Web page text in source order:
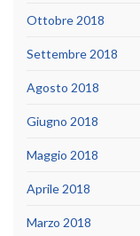
Ottobre 2018
Settembre 2018
Agosto 2018
Giugno 2018
Maggio 2018
Aprile 2018
Marzo 2018